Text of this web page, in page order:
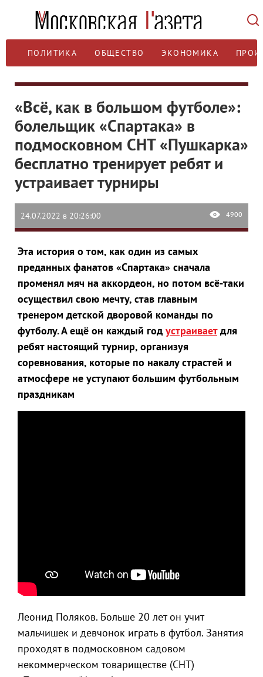
ПОЛИТИКА ОБЩЕСТВО ЭКОНОМИКА
«Всё, как в большом футболе»:
болельщик «Спартака» в
подмосковном СНТ «Пушкарка»
бесплатно тренирует ребят и
устраивает турниры
24.07.2022 в 20:26:00 4900
Эта история о том, как один из самых
преданных фанатов «Спартака» сначала
променял мяч на аккордеон, но потом всё-таки
осуществил свою мечту, став главным
тренером детской дворовой команды по
футболу. А ещё он каждый год устраиваетдля
ребят настоящий турнир, организуя
соревнования, которые по накалу страстей и
атмосфере не уступают большим футбольным
праздникам
Леонид Поляков. Больше 20 лет он учит
мальчишек и девчонок играть в футбол. Занятия
проходят в подмосковном садовом
некоммерческом товариществе (СНТ)